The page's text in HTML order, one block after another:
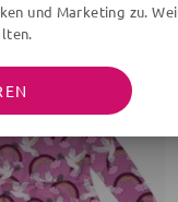
und Marketing zu.